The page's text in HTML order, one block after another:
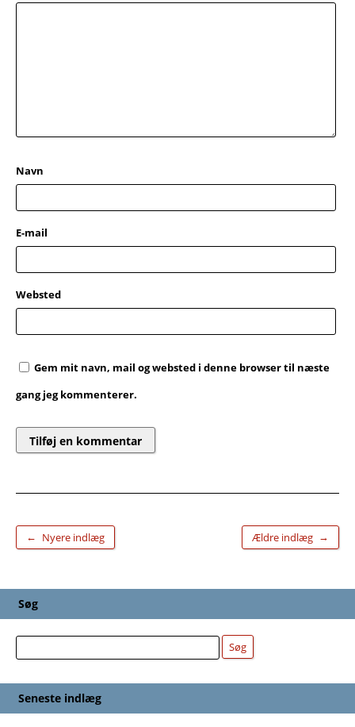
Navn
E-mail
Websted
Gem mit navn, mail og websted i denne browser til næste
gang jeg kommenterer.
← Nyere indlæg Ældre indlæg →
Søg
Søg Søg
Seneste indlæg